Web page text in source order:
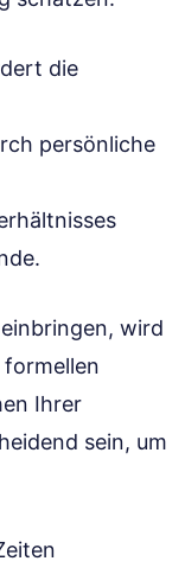
die
persönliche
wird
Ihrer
sein, um